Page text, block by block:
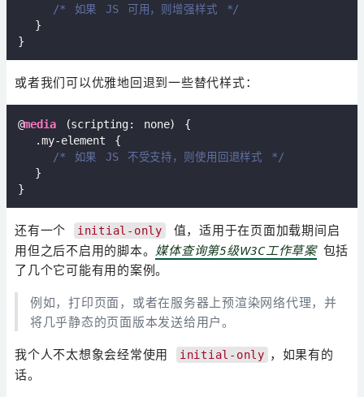
/* 如果 JS 可用，则增强样式 */
  }
或者我们可以优雅地回退到一些替代样式：
@media (scripting: none) {
.my-element {
/* 如果 JS 不受支持，则使用回退样式 */
  }
还有一个 initial-only
值，适用于在页面加载期间启
用但之后不启用的脚本。 媒体查询第5级W3C工作草案包括
了几个它可能有用的案例。
例如，打印页面，或者在服务器上预渲染网络代理，并
将几乎静态的页面版本发送给用户。
我个人不太想象会经常使用
initial-only ，如果有的
话。